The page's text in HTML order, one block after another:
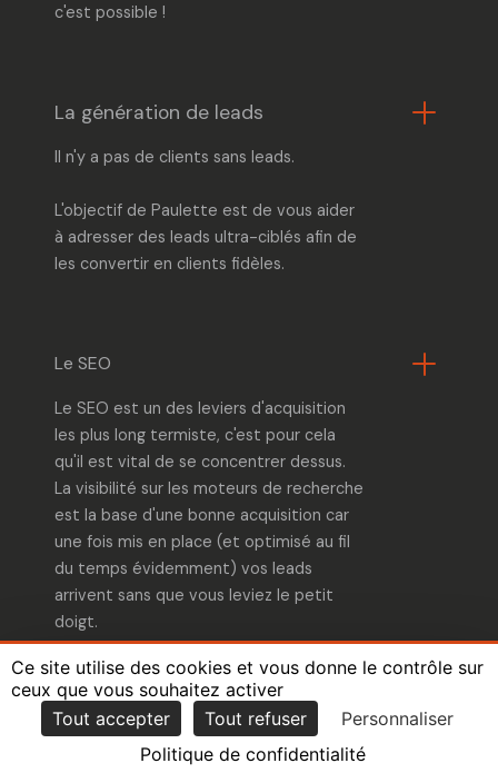
Ce site utilise des cookies et vous donne le contrôle sur
ceux que vous souhaitez activer
Tout accepter
Tout refuser
Personnaliser
Politique de confidentialité
c'est possible !
La génération de leads
Il n'y a pas de clients sans leads.
L'objectif de Paulette est de vous aider
à adresser des leads ultra-ciblés afin de
les convertir en clients fidèles.
Le SEO
Le SEO est un des leviers d'acquisition
les plus long termiste, c'est pour cela
qu'il est vital de se concentrer dessus.
La visibilité sur les moteurs de recherche
est la base d'une bonne acquisition car
une fois mis en place (et optimisé au fil
du temps évidemment) vos leads
arrivent sans que vous leviez le petit
doigt.
Malin non ? 🤭